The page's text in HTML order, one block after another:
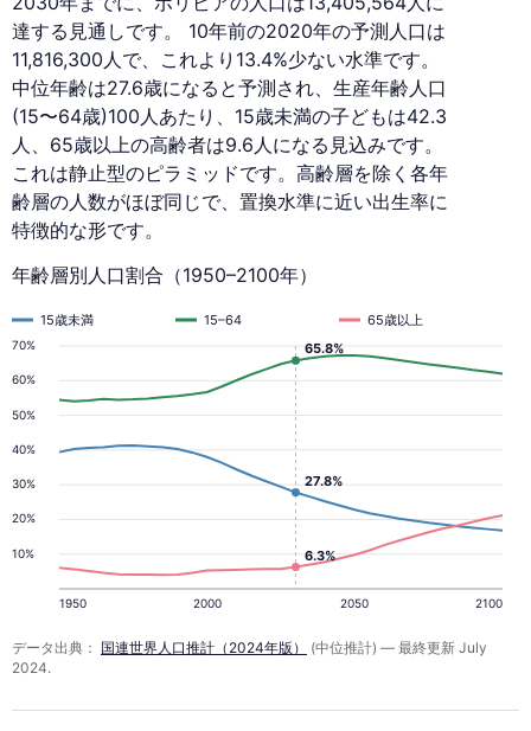
達する見通しです。 10年前の2020年の予測人口は
11,816,300人で、これより13.4%少ない水準です。
中位年齢は27.6歳になると予測され、生産年齢人口
(15〜64歳)100人あたり、15歳未満の子どもは42.3
人、65歳以上の高齢者は9.6人になる見込みです。
これは静止型のピラミッドです。高齢層を除く各年
齢層の人数がほぼ同じで、置換水準に近い出生率に
特徴的な形です。
年齢層別人口割合（1950–2100年）
10%
20%
30%
40%
50%
60%
70%
1950 2000 2050 2100
15歳未満 15–64 65歳以上
27.8%
6.3%
65.8%
データ出典： 国連世界人口推計（2024年版）
(中位推計) — 最終更新 July
2024.